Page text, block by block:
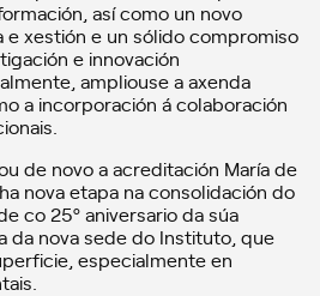
así como un novo
xestión e un sólido compromiso
e innovación
ampliouse a axenda
a incorporación á colaboración
de novo a acreditación María de
nova etapa na consolidación do
co 25º aniversario da súa
da nova sede do Instituto, que
especialmente en